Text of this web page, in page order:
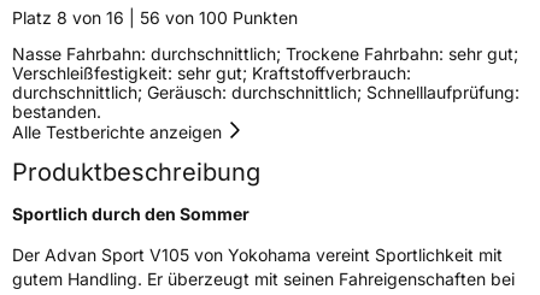
NasshaftungA
Rollgeräusch (Klasse)
Rollgeräusch (dB) 71
FahrzeugklasseC1
3PMSF / Schneeflockensymbol / Alpine-SymbolNein
Platz 8 von 16 | 56 von 100 Punkten
Nasse Fahrbahn: durchschnittlich; Trockene Fahrbahn: sehr gut;
Verschleißfestigkeit: sehr gut; Kraftstoffverbrauch:
durchschnittlich; Geräusch: durchschnittlich; Schnelllaufprüfung:
bestanden.
Alle Testberichte anzeigen
Produktbeschreibung
Sportlich durch den Sommer
Der Advan Sport V105 von Yokohama vereint Sportlichkeit mit
gutem Handling. Er überzeugt mit seinen Fahreigenschaften bei